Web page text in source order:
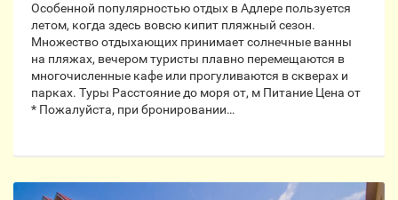
Особенной популярностью отдых в Адлере пользуется
летом, когда здесь вовсю кипит пляжный сезон.
Множество отдыхающих принимает солнечные ванны
на пляжах, вечером туристы плавно перемещаются в
многочисленные кафе или прогуливаются в скверах и
парках. Туры Расстояние до моря от, м Питание Цена от
* Пожалуйста, при бронировании…